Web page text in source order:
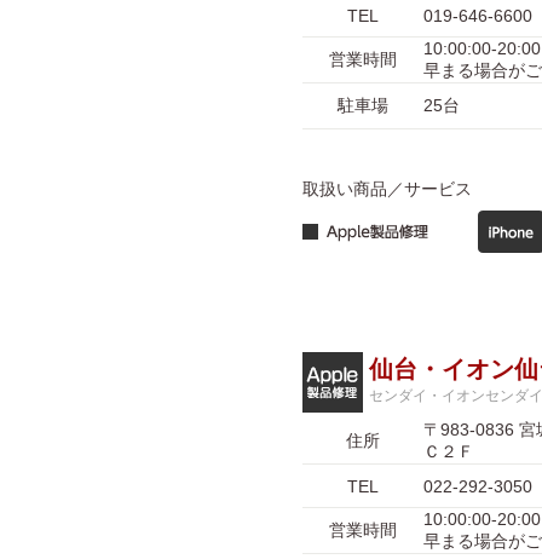
TEL 019-646-6600
営業時間
10:00:00-
早まる場合が
駐車場
25台
取扱い商品／サービス
仙台・イオン
センダイ・イオンセンダ
住所
〒983-0836 宮
Ｃ２Ｆ
TEL
022-292-3050
営業時間
10:00:00-
早まる場合が